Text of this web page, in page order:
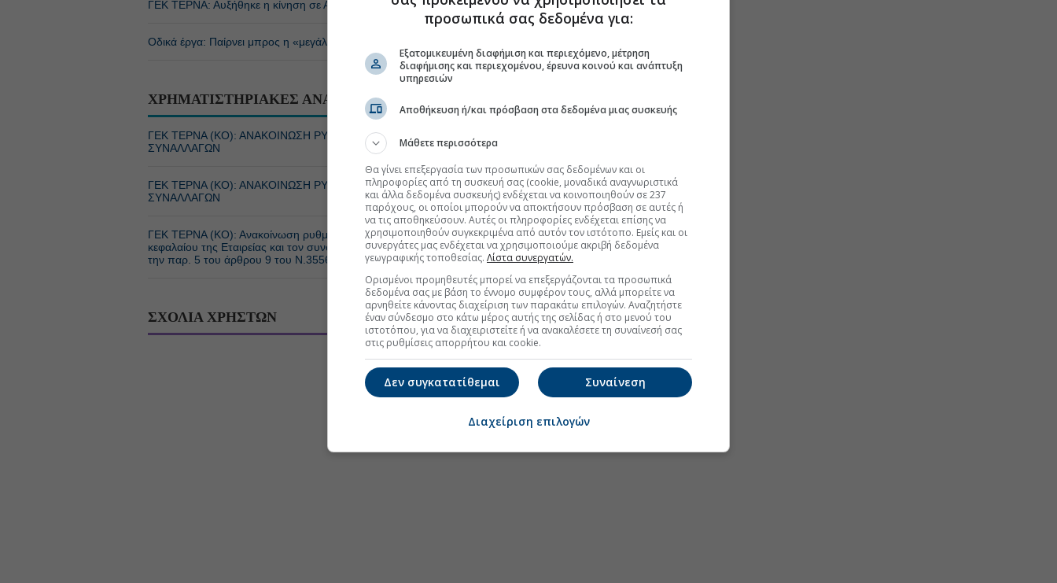
ΓΕΚ ΤΕΡΝΑ: Αυξήθηκε η κίνηση σε Αττική Οδό και Εγνατία το α’ εξάμηνο (09:13 27/07/2026)
Οδικά έργα: Παίρνει μπρος η «μεγάλη παράκαμψη» της Αττικής
ΧΡΗΜΑΤΙΣΤΗΡΙΑΚΕΣ ΑΝΑΚΟΙΝΩΣΕΙΣ
ΓΕΚ ΤΕΡΝΑ (ΚΟ): ΑΝΑΚΟΙΝΩΣΗ ΡΥΘΜΙΖΟΜΕΝΗΣ ΠΛΗΡΟΦΟΡΙΑΣ - ΓΝΩΣΤΟΠΟΙΗΣΗ
ΣΥΝΑΛΛΑΓΩΝ
ΓΕΚ ΤΕΡΝΑ (ΚΟ): ΑΝΑΚΟΙΝΩΣΗ ΡΥΘΜΙΖΟΜΕΝΗΣ ΠΛΗΡΟΦΟΡΙΑΣ - ΓΝΩΣΤΟΠΟΙΗΣΗ
ΣΥΝΑΛΛΑΓΩΝ
(19:05 06/08/2026)
ΓΕΚ ΤΕΡΝΑ (ΚΟ): Ανακοίνωση ρυθμιζόμενης πληροφορίας αναφορικά με το ύψος του μετοχικού
κεφαλαίου της Εταιρείας και τον συνολικό αριθμό των μετοχών και δικαιωμάτων ψήφου, σύμφωνα με
την παρ. 5 του άρθρου 9 του Ν.3556/2007
(10:13 28/07/2026)
ΣΧΟΛΙΑ ΧΡΗΣΤΩΝ
προσωπικά σας δεδομένα για:
Εξατομικευμένη διαφήμιση και περιεχόμενο, μέτρηση
διαφήμισης και περιεχομένου, έρευνα κοινού και ανάπτυξη
υπηρεσιών
Αποθήκευση ή/και πρόσβαση στα δεδομένα μιας συσκευής
Μάθετε περισσότερα
Θα γίνει επεξεργασία των προσωπικών σας δεδομένων και οι
πληροφορίες από τη συσκευή σας (cookie, μοναδικά αναγνωριστικά
και άλλα δεδομένα συσκευής) ενδέχεται να κοινοποιηθούν σε 237
παρόχους, οι οποίοι μπορούν να αποκτήσουν πρόσβαση σε αυτές ή
να τις αποθηκεύσουν. Αυτές οι πληροφορίες ενδέχεται επίσης να
χρησιμοποιηθούν συγκεκριμένα από αυτόν τον ιστότοπο. Εμείς και οι
συνεργάτες μας ενδέχεται να χρησιμοποιούμε ακριβή δεδομένα
γεωγραφικής τοποθεσίας. Λίστα συνεργατών.
Ορισμένοι προμηθευτές μπορεί να επεξεργάζονται τα προσωπικά
δεδομένα σας με βάση το έννομο συμφέρον τους, αλλά μπορείτε να
αρνηθείτε κάνοντας διαχείριση των παρακάτω επιλογών. Αναζητήστε
έναν σύνδεσμο στο κάτω μέρος αυτής της σελίδας ή στο μενού του
ιστοτόπου, για να διαχειριστείτε ή να ανακαλέσετε τη συναίνεσή σας
στις ρυθμίσεις απορρήτου και cookie.
Συναίνεση
Δεν συγκατατίθεμαι
Διαχείριση επιλογών